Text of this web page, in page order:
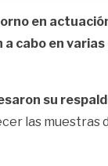
en
cabo en
su
las muestras